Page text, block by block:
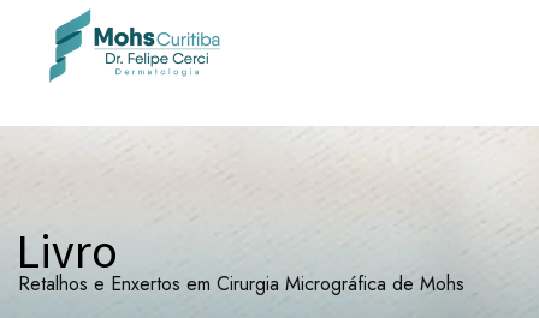
Livro
Retalhos e Enxertos em Cirurgia Micrográfica de Mohs